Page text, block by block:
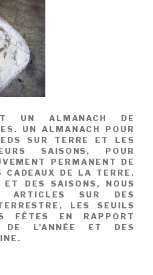
UN ALMANACH DE
UN ALMANACH POUR
SUR TERRE ET LES
SAISONS, POUR
PERMANENT DE
CADEAUX DE LA TERRE.
DES SAISONS, NOUS
ARTICLES SUR DES
LES SEUILS
FÊTES EN RAPPORT
L’ANNÉE ET DES